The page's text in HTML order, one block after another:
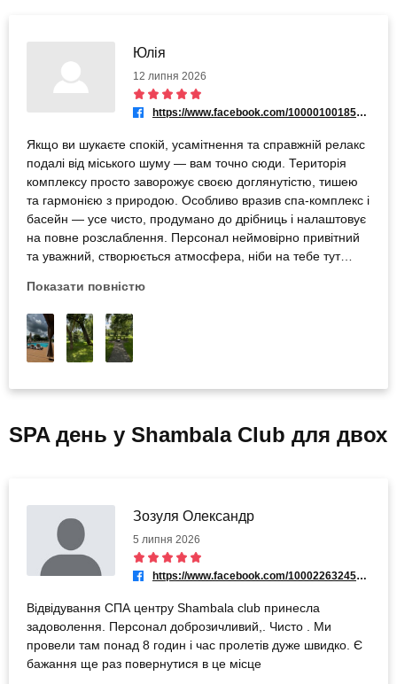
Юлія
12 липня 2026
https://www.facebook.com/100001001853878
Якщо ви шукаєте спокій, усамітнення та справжній релакс
подалі від міського шуму — вам точно сюди. Територія
комплексу просто заворожує своєю доглянутістю, тишею
та гармонією з природою. Особливо вразив спа-комплекс і
басейн — усе чисто, продумано до дрібниць і налаштовує
на повне розслаблення. Персонал неймовірно привітний
та уважний, створюється атмосфера, ніби на тебе тут
Показати повністю
SPA день у Shambala Club для двох
Зозуля Олександр
5 липня 2026
https://www.facebook.com/100022632454132
Відвідування СПА центру Shambala club принесла
задоволення. Персонал доброзичливий,. Чисто . Ми
провели там понад 8 годин і час пролетів дуже швидко. Є
бажання ще раз повернутися в це місце